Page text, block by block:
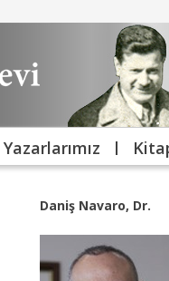
Yazarlarımız
Daniş Navaro, Dr.